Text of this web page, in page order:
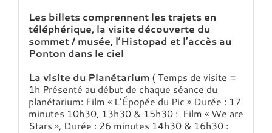
Les billets comprennent les trajets en
téléphérique, la visite découverte du
sommet / musée, l’Histopad et l’accès au
Ponton dans le ciel
La visite du Planétarium ( Temps de visite =
1h Présenté au début de chaque séance du
planétarium: Film « L’Épopée du Pic » Durée : 17
minutes 10h30, 13h30 & 15h30 : Film « We are
Stars », Durée : 26 minutes 14h30 & 16h30 :